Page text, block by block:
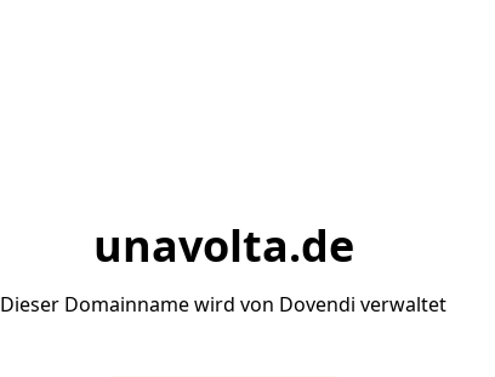
unavolta.de
Dieser Domainname wird von Dovendi verwaltet